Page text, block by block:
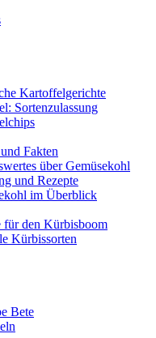
Kartoffelgerichte
Sortenzulassung
Fakten
über Gemüsekohl
und Rezepte
im Überblick
für den Kürbisboom
Kürbissorten
Bete